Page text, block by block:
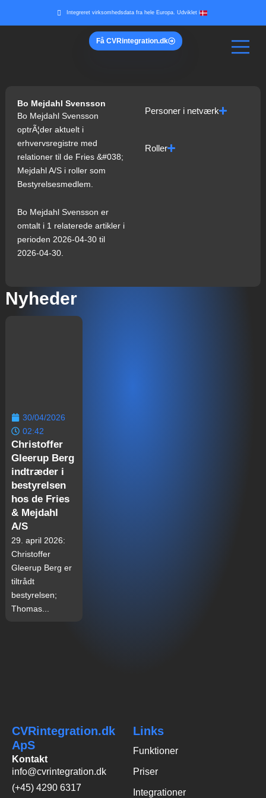
Integreret virksomhedsdata fra hele Europa. Udviklet i
Få CVRintegration.dk
Bo Mejdahl Svensson
Bo Mejdahl Svensson
optrÃ¦der aktuelt i
erhvervsregistre med
relationer til de Fries &#038;
Mejdahl A/S i roller som
Bestyrelsesmedlem.
Bo Mejdahl Svensson er
omtalt i 1 relaterede artikler i
perioden 2026-04-30 til
2026-04-30.
Personer i netværk
Roller
Nyheder
30/04/2026
02:42
Christoffer
Gleerup Berg
indtræder i
bestyrelsen
hos de Fries
& Mejdahl
A/S
29. april 2026:
Christoffer
Gleerup Berg er
tiltrådt
bestyrelsen;
Thomas...
CVRintegration.dk
ApS
Kontakt
info@cvrintegration.dk
(+45) 4290 6317
Links
Funktioner
Priser
Integrationer